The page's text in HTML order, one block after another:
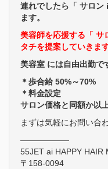
連れでしたら「 サロン
ます。
美容師を応援する「 サ
タチを提案していきます
美容室 には自由出勤で
＊歩合給 50%～70%
＊料金設定
サロン価格と同額か以
まずは気軽にお問い合
——————
55JET ai HAPPY HAIR
〒158-0094